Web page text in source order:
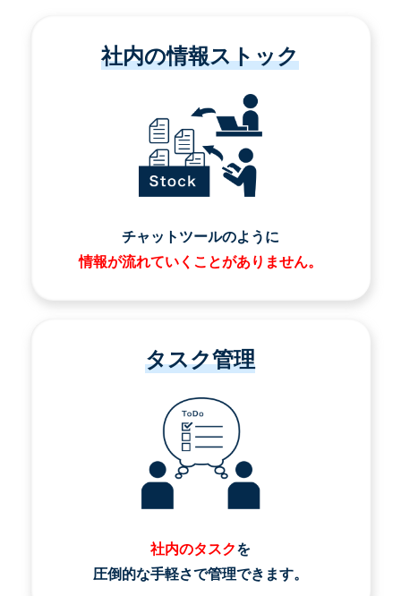
社内の情報ストック
チャットツールのように
情報が流れていくことがありません。
タスク管理
社内のタスクを
圧倒的な手軽さで管理できます。